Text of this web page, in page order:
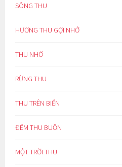
SÔNG THU
HƯƠNG THU GỢI NHỚ
THU NHỚ
RỪNG THU
THU TRÊN BIỂN
ĐÊM THU BUỒN
MỘT TRỜI THU